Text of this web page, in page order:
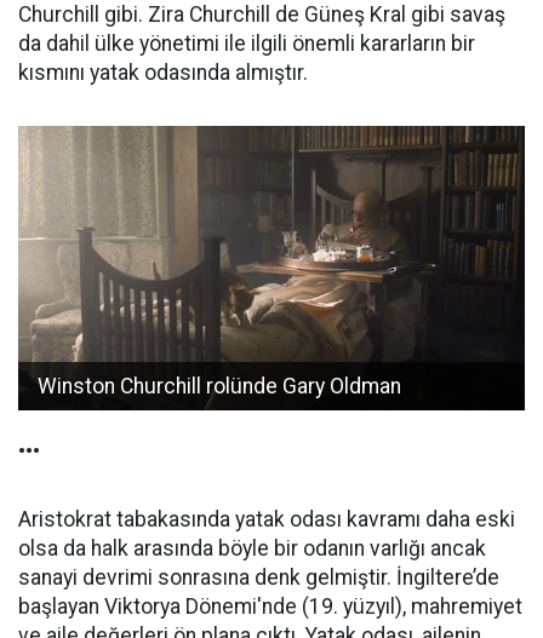
Churchill gibi. Zira Churchill de Güneş Kral gibi savaş
da dahil ülke yönetimi ile ilgili önemli kararların bir
kısmını yatak odasında almıştır.
Winston Churchill rolünde Gary Oldman
•••
Aristokrat tabakasında yatak odası kavramı daha eski
olsa da halk arasında böyle bir odanın varlığı ancak
sanayi devrimi sonrasına denk gelmiştir. İngiltere’de
başlayan Viktorya Dönemi'nde (19. yüzyıl), mahremiyet